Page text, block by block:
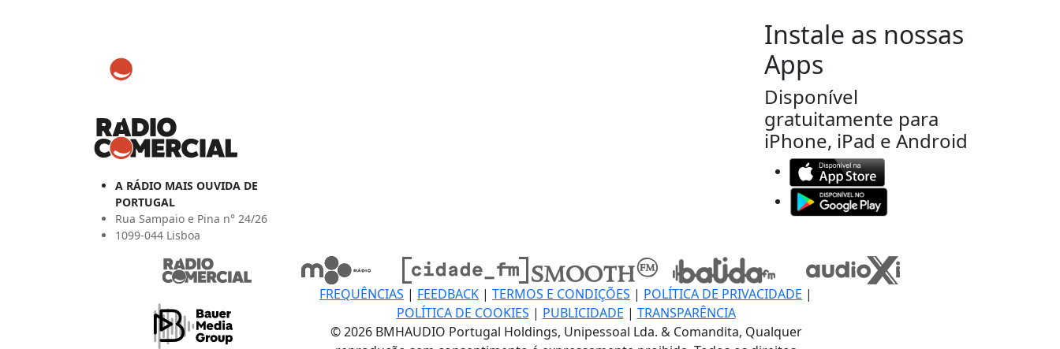
A RÁDIO MAIS OUVIDA DE
PORTUGAL
Rua Sampaio e Pina n° 24/26
1099-044 Lisboa
Instale as nossas
Apps
Disponível
gratuitamente para
iPhone, iPad e Android
FREQUÊNCIAS | FEEDBACK | TERMOS E CONDIÇÕES | POLÍTICA DE PRIVACIDADE |
POLÍTICA DE COOKIES | PUBLICIDADE | TRANSPARÊNCIA
© 2026 BMHAUDIO Portugal Holdings, Unipessoal Lda. & Comandita, Qualquer